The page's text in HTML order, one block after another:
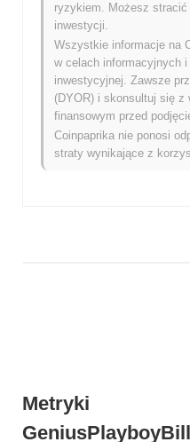
Metryki
Jaka jest historia
Najwyższy Poziom
Najniższy Poziom
poniżej swojego ATH
Jak
ryzykiem. Możesz stracić
inwestycji.
Wszystkie informacje na
w celach informacyjnych
inwestycyjnej. Zawsze
(DYOR) i skonsultuj się z
finansowym przed
Coinpaprika nie ponosi
straty wynikające z